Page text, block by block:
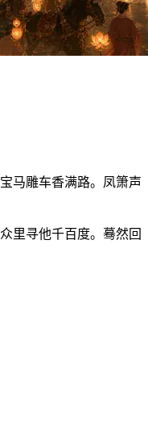
宝马雕车香满路。 凤箫声
众里寻他千百度。 蓦然回